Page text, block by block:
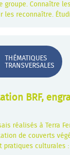
le groupe.
les reconnaître.
THÉMATIQUES
TRANSVERSALES
BRF,
réalisés à Terra
de couverts
pratiques culturales